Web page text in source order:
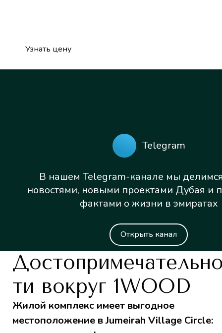
Узнать цену
Telegram
В нашем Telegram-канале мы
новостями, новыми проектами Дубая и
фактами о жизни в эмиратах
Открыть канал
ти вокруг 1WOOD
Жилой комплекс имеет выгодное
местоположение в Jumeirah Village Circle: